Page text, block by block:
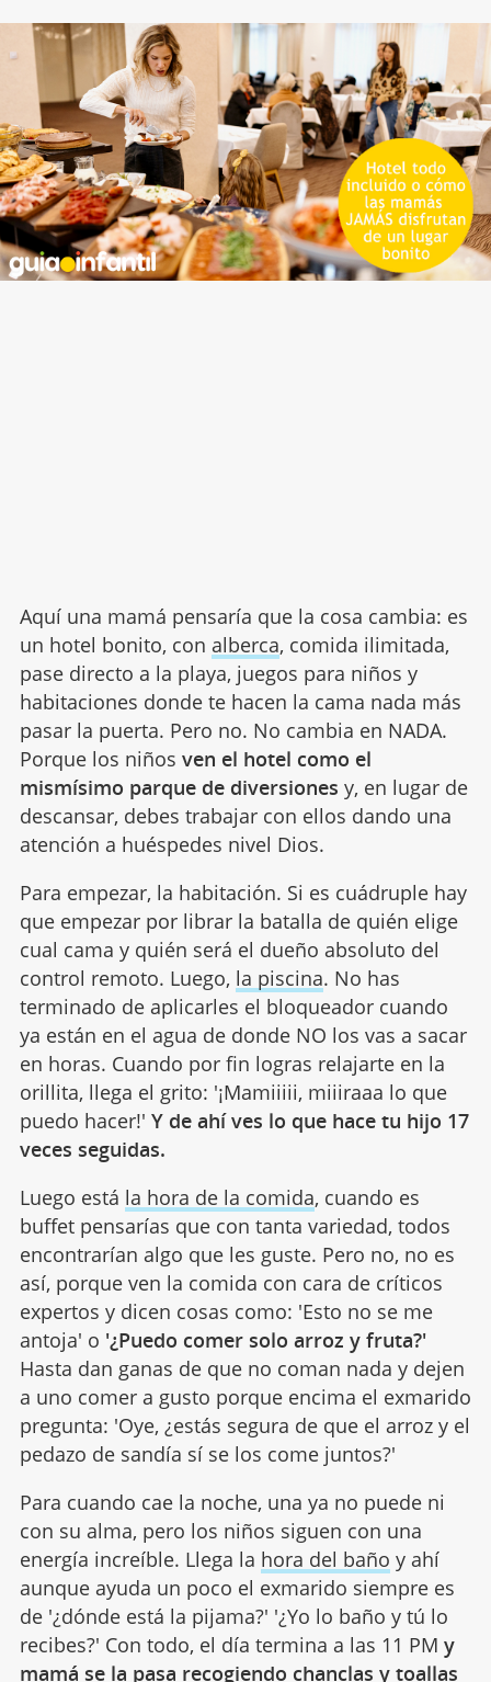
Aquí una mamá pensaría que la cosa cambia: es
un hotel bonito, con alberca, comida ilimitada,
pase directo a la playa, juegos para niños y
habitaciones donde te hacen la cama nada más
pasar la puerta. Pero no. No cambia en NADA.
Porque los niños ven el hotel como el
mismísimo parque de diversiones y, en lugar de
descansar, debes trabajar con ellos dando una
atención a huéspedes nivel Dios.
Para empezar, la habitación. Si es cuádruple hay
que empezar por librar la batalla de quién elige
cual cama y quién será el dueño absoluto del
control remoto. Luego, la piscina. No has
terminado de aplicarles el bloqueador cuando
ya están en el agua de donde NO los vas a sacar
en horas. Cuando por fin logras relajarte en la
orillita, llega el grito: '¡Mamiiiii, miiiraaa lo que
puedo hacer!' Y de ahí ves lo que hace tu hijo 17
veces seguidas.
Luego está la hora de la comida, cuando es
buffet pensarías que con tanta variedad, todos
encontrarían algo que les guste. Pero no, no es
así, porque ven la comida con cara de críticos
expertos y dicen cosas como: 'Esto no se me
antoja' o '¿Puedo comer solo arroz y fruta?'
Hasta dan ganas de que no coman nada y dejen
a uno comer a gusto porque encima el exmarido
pregunta: 'Oye, ¿estás segura de que el arroz y el
pedazo de sandía sí se los come juntos?'
Para cuando cae la noche, una ya no puede ni
con su alma, pero los niños siguen con una
energía increíble. Llega la hora del baño y ahí
aunque ayuda un poco el exmarido siempre es
de '¿dónde está la pijama?' '¿Yo lo baño y tú lo
recibes?' Con todo, el día termina a las 11 PM y
mamá se la pasa recogiendo chanclas y toallas